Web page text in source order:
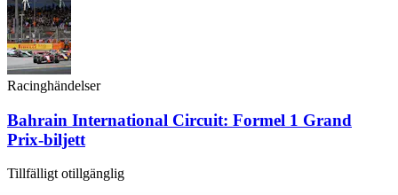
Racinghändelser
Bahrain International Circuit: Formel 1 Grand
Prix-biljett
Tillfälligt otillgänglig